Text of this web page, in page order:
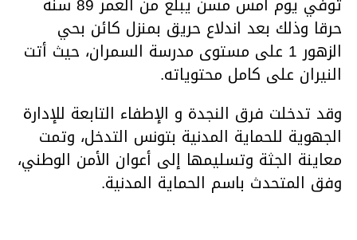
حرقا وذلك بعد اندلاع حريق بمنزل كائن بحي
الزهور 1 على مستوى مدرسة السمران، حيث أتت
النيران على كامل محتوياته.
وقد تدخلت فرق النجدة و الإطفاء التابعة للإدارة
الجهوية للحماية المدنية بتونس التدخل، وتمت
معاينة الجثة وتسليمها إلى أعوان الأمن الوطني،
وفق المتحدث باسم الحماية المدنية.